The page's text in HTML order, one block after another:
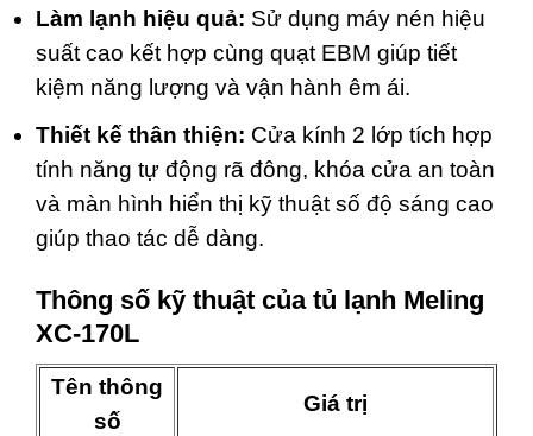
Làm lạnh hiệu quả: Sử dụng máy nén hiệu
suất cao kết hợp cùng quạt EBM giúp tiết
kiệm năng lượng và vận hành êm ái.
Thiết kế thân thiện: Cửa kính 2 lớp tích hợp
tính năng tự động rã đông, khóa cửa an toàn
và màn hình hiển thị kỹ thuật số độ sáng cao
giúp thao tác dễ dàng.
Thông số kỹ thuật của tủ lạnh Meling
XC-170L
Tên thông
số
Giá trị